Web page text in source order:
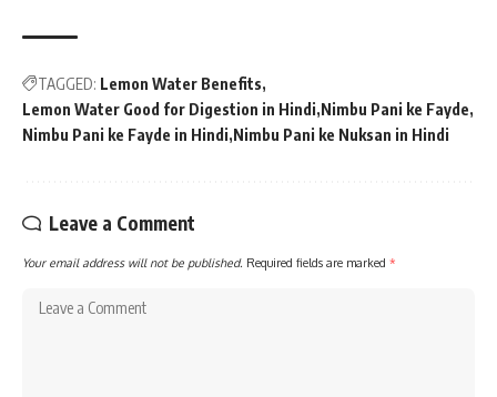
TAGGED: Lemon Water Benefits
Lemon Water Good for Digestion in Hindi Nimbu Pani ke Fayde
Nimbu Pani ke Fayde in Hindi Nimbu Pani ke Nuksan in Hindi
Leave a Comment
Your email address will not be published. Required fields are marked *